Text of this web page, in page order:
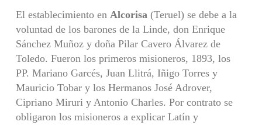
El establecimiento en Alcorisa(Teruel) se debe a la
voluntad de los barones de la Linde, don Enrique
Sánchez Muñoz y doña Pilar Cavero Álvarez de
Toledo. Fueron los primeros misioneros, 1893, los
PP. Mariano Garcés, Juan Llitrá, Iñigo Torres y
Mauricio Tobar y los Hermanos José Adrover,
Cipriano Miruri y Antonio Charles. Por contrato se
obligaron los misioneros a explicar Latín y